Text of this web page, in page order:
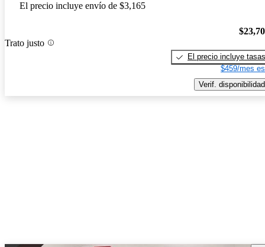
El precio incluye envío de $3,165
Trato justo
El precio incluye tasas
$459/mes
Verif. disponibilidad